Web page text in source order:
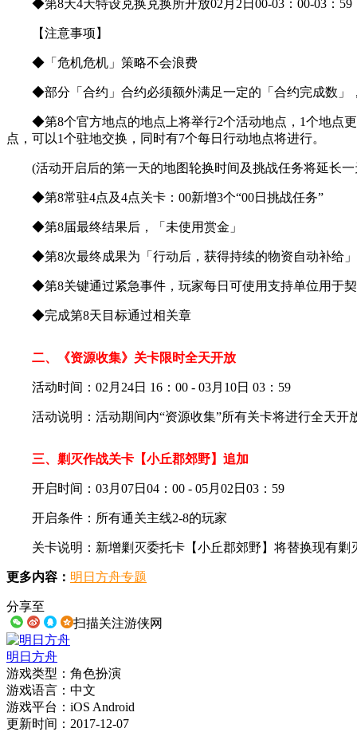
◆第8天4天特设兑换兑换所开放02月2日00-03：00-03：59
【注意事项】
◆「危机危机」策略不会浪费
◆部分「合约」合约必须额外满足一定的「合约完成数」
◆第8个官方地点的地点上将举行2个活动地点，1个地点更
点，可以1个驻地交换，同时有7个每日行动地点将进行。
(活动开启后的第一天的地图轮换时间及挑战任务将延长一
◆第8常驻4点及4点关卡：00新增3个“00日挑战任务”
◆第8届最终结果后，「未使用赏金」
◆第8次最终成果为「行动后，获得持续的物资自动补给」
◆第8关键通过紧急事件，玩家每日可使用支持单位用于契
◆完成第8天目标通过相关章
二、《资源收集》关卡限时全天开放
活动时间：02月24日 16：00 - 03月10日 03：59
活动说明：活动期间内“资源收集”所有关卡将进行全天开
三、剿灭作战关卡【小丘郡郊野】追加
开启时间：03月07日04：00 - 05月02日03：59
开启条件：所有通关主线2-8的玩家
关卡说明：新增剿灭委托卡【小丘郡郊野】将替换现有剿
更多内容： 明日方舟专题
分享至
扫描关注游侠网
明日方舟
游戏类型：角色扮演
游戏语言：中文
游戏平台：iOS Android
更新时间：2017-12-07